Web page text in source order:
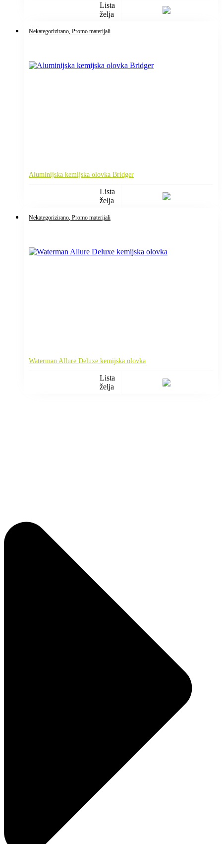
Lista
želja
Nekategorizirano , Promo materijali
Aluminijska kemijska olovka Bridger
Lista
želja
Nekategorizirano , Promo materijali
Waterman Allure Deluxe kemijska olovka
Lista
želja